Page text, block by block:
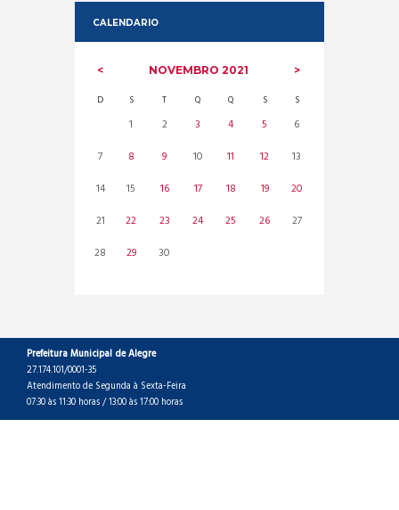
CALENDARIO
NOVEMBRO 2021
D S T Q Q S S
1 2 3 4 5
6
7
8 9 10 11 12
13
14
15 16 17 18 19
20
21
22 23 24 25 26
27
28
29 30
Prefeitura Municipal de Alegre
27.174.101/0001-35
Atendimento de Segunda à Sexta-Feira
07:30 às 11:30 horas / 13:00 às 17:00 horas